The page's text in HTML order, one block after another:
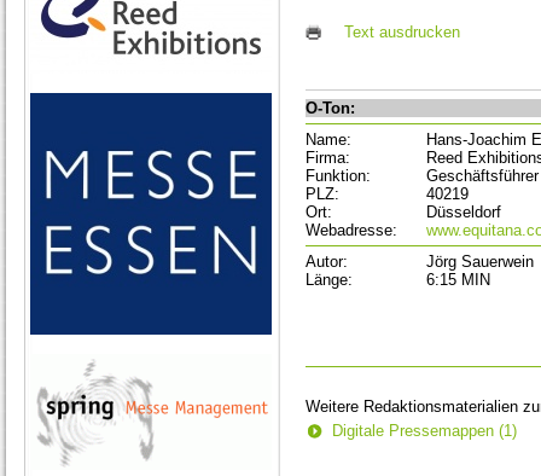
Text ausdrucken
O-Ton:
Name:
Hans-Joachim
Firma:
Reed
Funktion:
Geschäftsführer
PLZ:
40219
Ort:
Düsseldorf
Webadresse:
Autor:
Jörg Sauerwein
Länge:
6:15 MIN
Weitere Redaktionsmaterialien
Digitale Pressemappen (1)